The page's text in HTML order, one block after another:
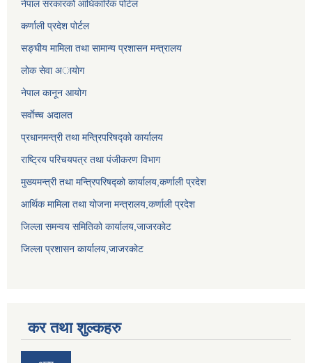
नेपाल सरकारको आधिकारिक पोर्टल
कर्णाली प्रदेश पोर्टल
सङ्घीय मामिला तथा सामान्य प्रशासन मन्त्रालय
लाेक सेवा अायाेग
नेपाल कानून आयोग
सर्वाेच्च अदालत
प्रधानमन्त्री तथा मन्त्रिपरिषद्को कार्यालय
राष्ट्रिय परिचयपत्र तथा पंजीकरण विभाग
मुख्यमन्त्री तथा मन्त्रिपरिषद्को कार्यालय,कर्णाली प्रदेश
आर्थिक मामिला तथा योजना मन्त्रालय,कर्णाली प्रदेश
जिल्ला समन्वय समितिको कार्यालय,जाजरकाेट
जिल्ला प्रशासन कार्यालय,जाजरकोट
कर तथा शुल्कहरु